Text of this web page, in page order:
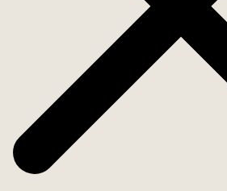
generationsboende. Allt detta i
boendemiljö med närhet till
kommunikationer.
Välkommen till ett boende där
stora som livskvaliteten.